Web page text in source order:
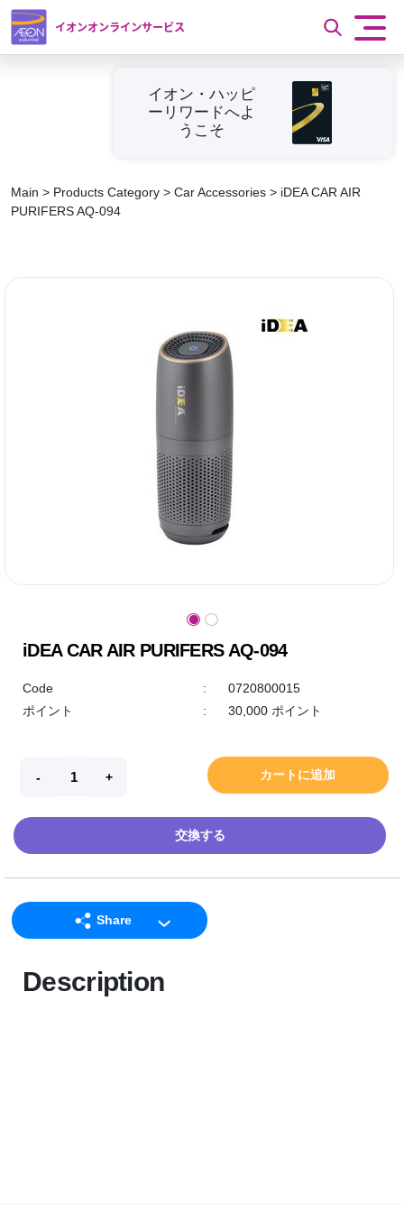
イオンオンラインサービス
イオン・ハッピ
ーリワードへよ
うこそ
Main > Products Category > Car Accessories > iDEA CAR AIR
PURIFERS AQ-094
iDEA CAR AIR PURIFERS AQ-094
Code :
0720800015
ポイント
: 30,000 ポイント
カートに追加
交換する
Share
Facebook
Description